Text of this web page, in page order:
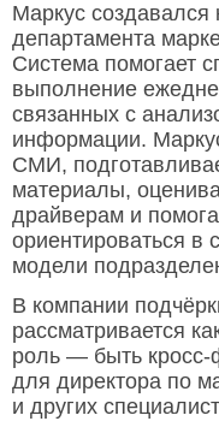
Маркус создавался
департамента
Система помогает
выполнение
связанных с
информации.
СМИ,
материалы,
драйверам и
ориентироваться в
модели
В компании
рассматривается
роль — быть
для директора по
и других